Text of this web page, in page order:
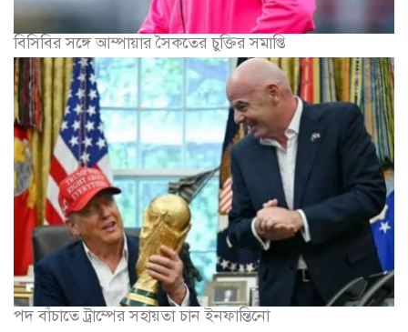
বিসিবির সঙ্গে আম্পায়ার সৈকতের চুক্তির সমাপ্তি
পদ বাঁচাতে ট্রাম্পের সহায়তা চান ইনফান্তিনো